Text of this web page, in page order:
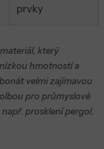
prvky
který
hmotností a
velmi zajímavou
pro průmyslové
prosklení pergol.